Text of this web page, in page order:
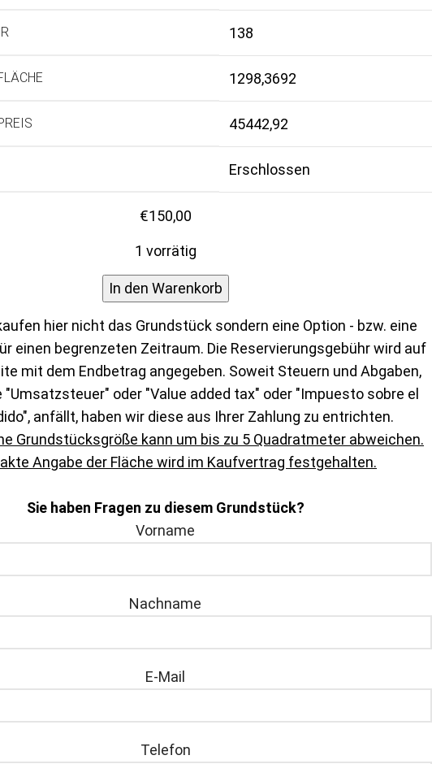
138
1298,3692
45442,92
Erschlossen
€150,00
1 vorrätig
In den Warenkorb
hier nicht das Grundstück sondern eine Option - bzw. eine
einen begrenzeten Zeitraum. Die Reservierungsgebühr wird auf
mit dem Endbetrag angegeben. Soweit Steuern und Abgaben,
oder "Value added tax" oder "Impuesto sobre el
anfällt, haben wir diese aus Ihrer Zahlung zu entrichten.
Grundstücksgröße kann um bis zu 5 Quadratmeter abweichen.
Angabe der Fläche wird im Kaufvertrag festgehalten.
Sie haben Fragen zu diesem Grundstück?
Vorname
Nachname
E-Mail
Telefon